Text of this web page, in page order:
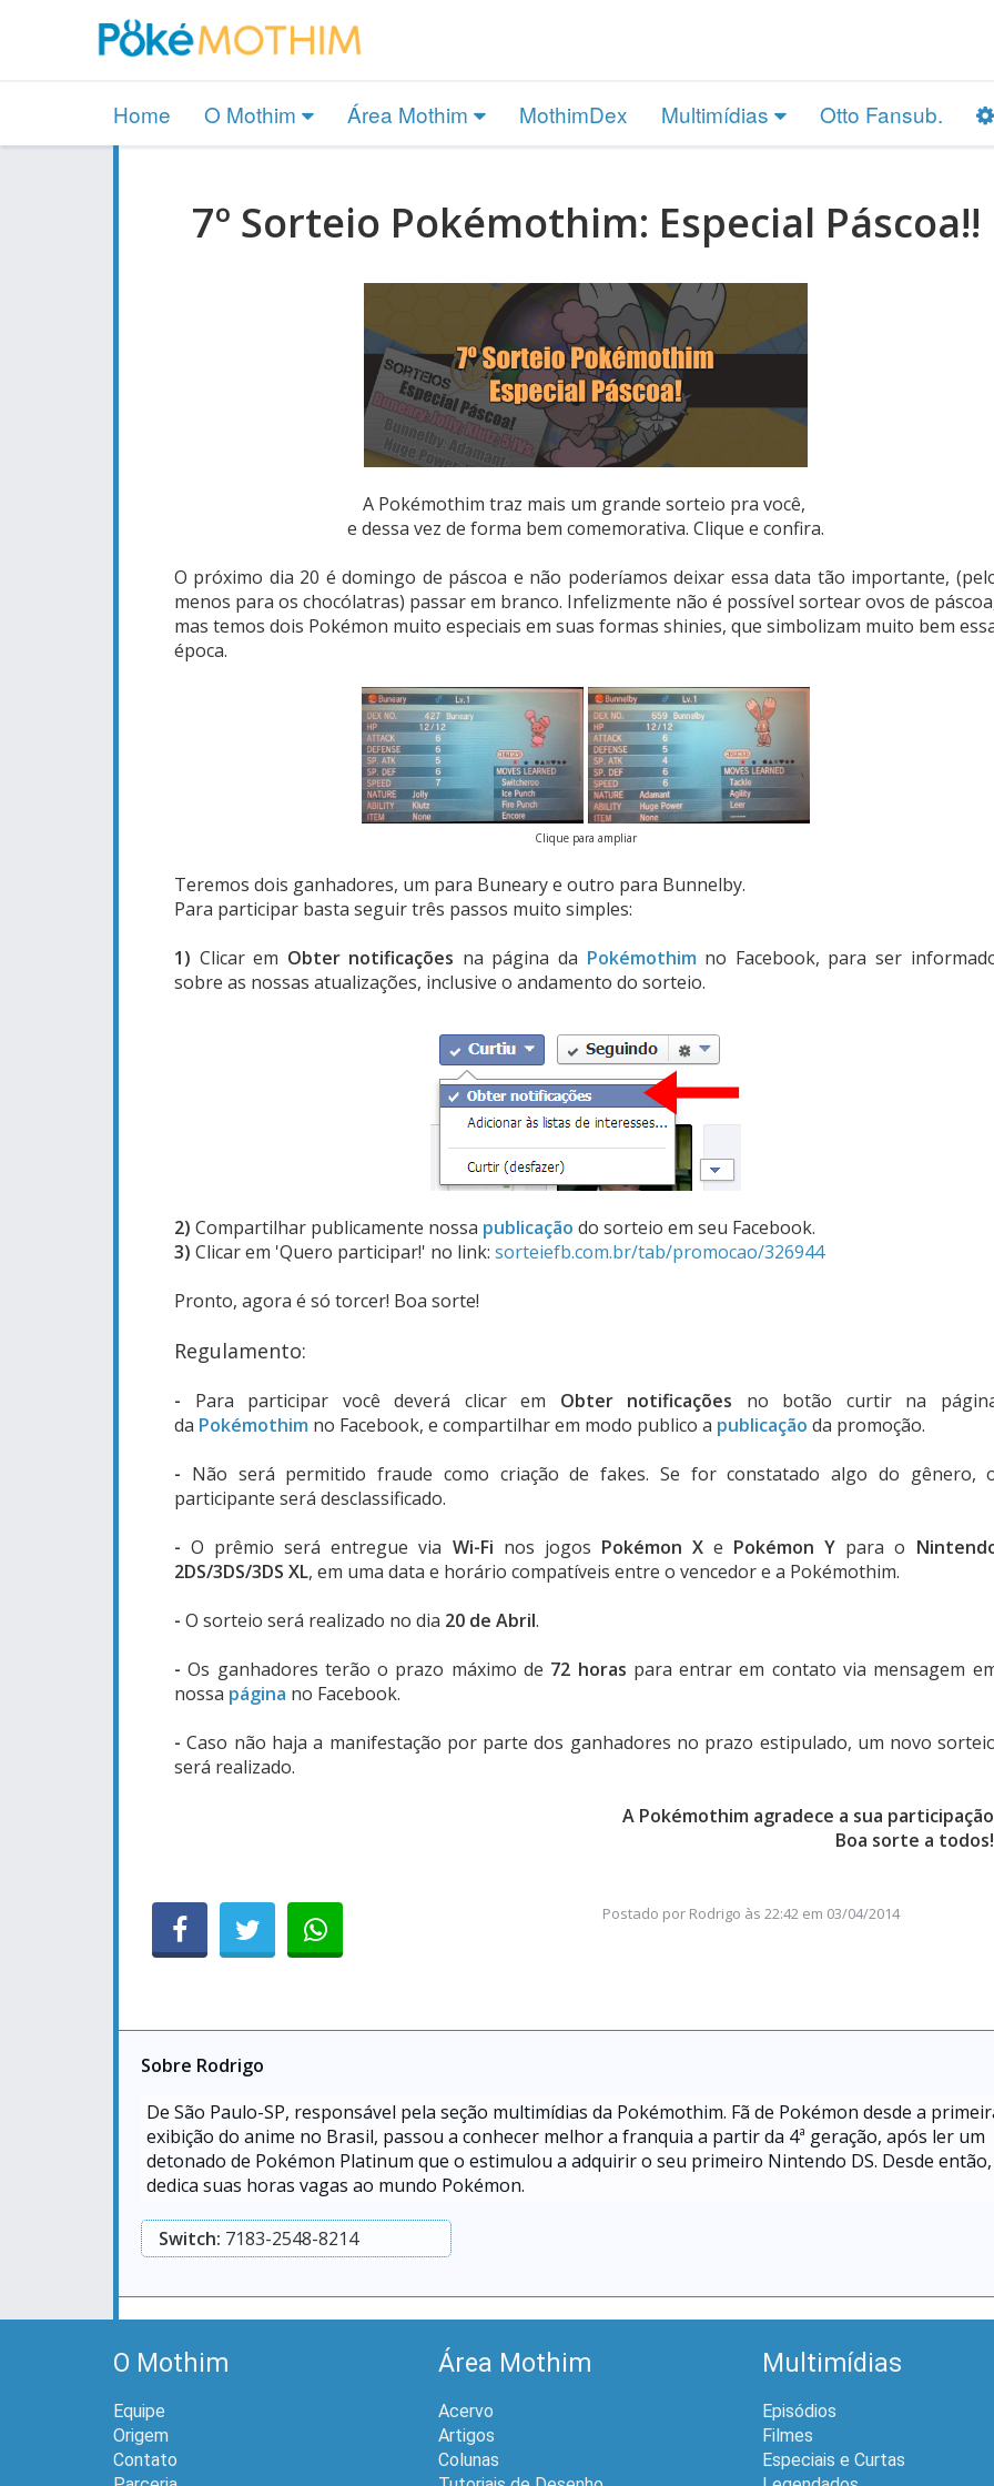
Home O Mothim Área Mothim MothimDex Multimídias Otto Fansub.
7º Sorteio Pokémothim: Especial Páscoa!!
A Pokémothim traz mais um grande sorteio pra você,
e dessa vez de forma bem comemorativa. Clique e confira.
O próximo dia 20 é domingo de páscoa e não poderíamos deixar essa data tão importante,
menos para os chocólatras) passar em branco. Infelizmente não é possível sortear ovos de
mas temos dois Pokémon muito especiais em suas formas shinies, que simbolizam muito bem
época.
Clique para ampliar
Teremos dois ganhadores, um para Buneary e outro para Bunnelby.
Para participar basta seguir três passos muito simples:
1) Clicar em Obter notificações na página da Pokémothim no Facebook, para ser
sobre as nossas atualizações, inclusive o andamento do sorteio.
2) Compartilhar publicamente nossa publicação do sorteio em seu Facebook.
3) Clicar em 'Quero participar!' no link: sorteiefb.com.br/tab/promocao/326944
Pronto, agora é só torcer! Boa sorte!
Regulamento:
- Para participar você deverá clicar em Obter notificações no botão curtir na
da Pokémothim no Facebook, e compartilhar em modo publico a publicação da promoção.
- Não será permitido fraude como criação de fakes. Se for constatado algo do gênero,
participante será desclassificado.
- O prêmio será entregue via Wi-Fi nos jogos Pokémon Xe Pokémon Y para o
2DS/3DS/3DS XL, em uma data e horário compatíveis entre o vencedor e a Pokémothim.
- O sorteio será realizado no dia 20 de Abril.
- Os ganhadores terão o prazo máximo de 72 horas para entrar em contato via mensagem
nossa página no Facebook.
- Caso não haja a manifestação por parte dos ganhadores no prazo estipulado, um novo
será realizado.
A Pokémothim agradece a sua
Boa sorte a
Postado por Rodrigo às22:42 em 03/04/2014
Sobre Rodrigo
De São Paulo-SP, responsável pela seção multimídias da Pokémothim. Fã de Pokémon desde a
exibição do anime no Brasil, passou a conhecer melhor a franquia a partir da 4ª geração, após ler um
detonado de Pokémon Platinum que o estimulou a adquirir o seu primeiro Nintendo DS. Desde então,
dedica suas horas vagas ao mundo Pokémon.
Switch: 7183-2548-8214
O Mothim
Equipe
Origem
Contato
Área Mothim
Acervo
Artigos
Colunas
Multimídias
Episódios
Filmes
Especiais e Curtas